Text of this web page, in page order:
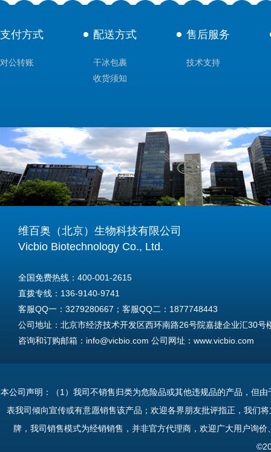
支付方式
对公转账
配送方式
干冰包裹
收货须知
售后服务
技术支持
维百奥（北京）生物科技有限公司
Vicbio Biotechnology Co., Ltd.
全国免费热线：400-001-2615
直拨专线：136-9140-9741
客服QQ一：3279280667；客服QQ二：1877748443
公司地址：北京市经济技术开发区西环南路26号院嘉捷企业汇30号
咨询和订购邮箱：info@vicbio.com 公司网址：www.vicbio.com
Tel: +86-13691409741
Address: Room 603, Floor 6, Building 30A, No.26, Xihuannan
本公司声明：（1）我司不销售归类为危险品或其他违规品的产品，但
表我司倾向宣传或有意愿销售该产品；欢迎各界朋友批评指正，我们
牌，我司销售模式为经销销售，并非官方代理商，欢迎广大用户询